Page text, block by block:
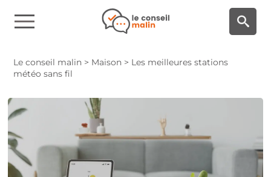
Le conseil malin > Maison > Les meilleures stations
météo sans fil